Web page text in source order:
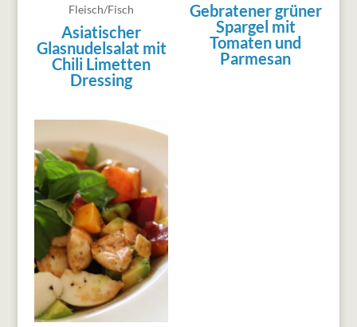
Fleisch/Fisch
Asiatischer
Glasnudelsalat mit
Chili Limetten
Dressing
Gebratener grüner
Spargel mit
Tomaten und
Parmesan